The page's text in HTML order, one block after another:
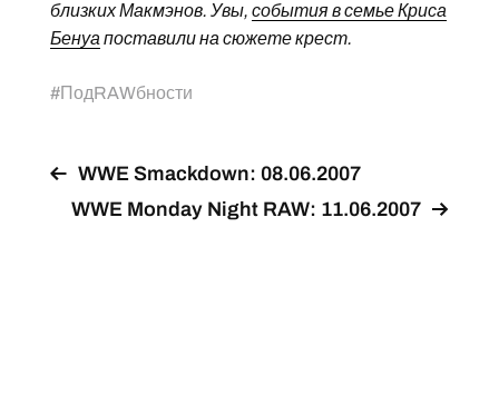
близких Макмэнов. Увы, события в семье Криса
Бенуа поставили на сюжете крест.
#ПодRAWбности
WWE Smackdown: 08.06.2007
WWE Monday Night RAW: 11.06.2007